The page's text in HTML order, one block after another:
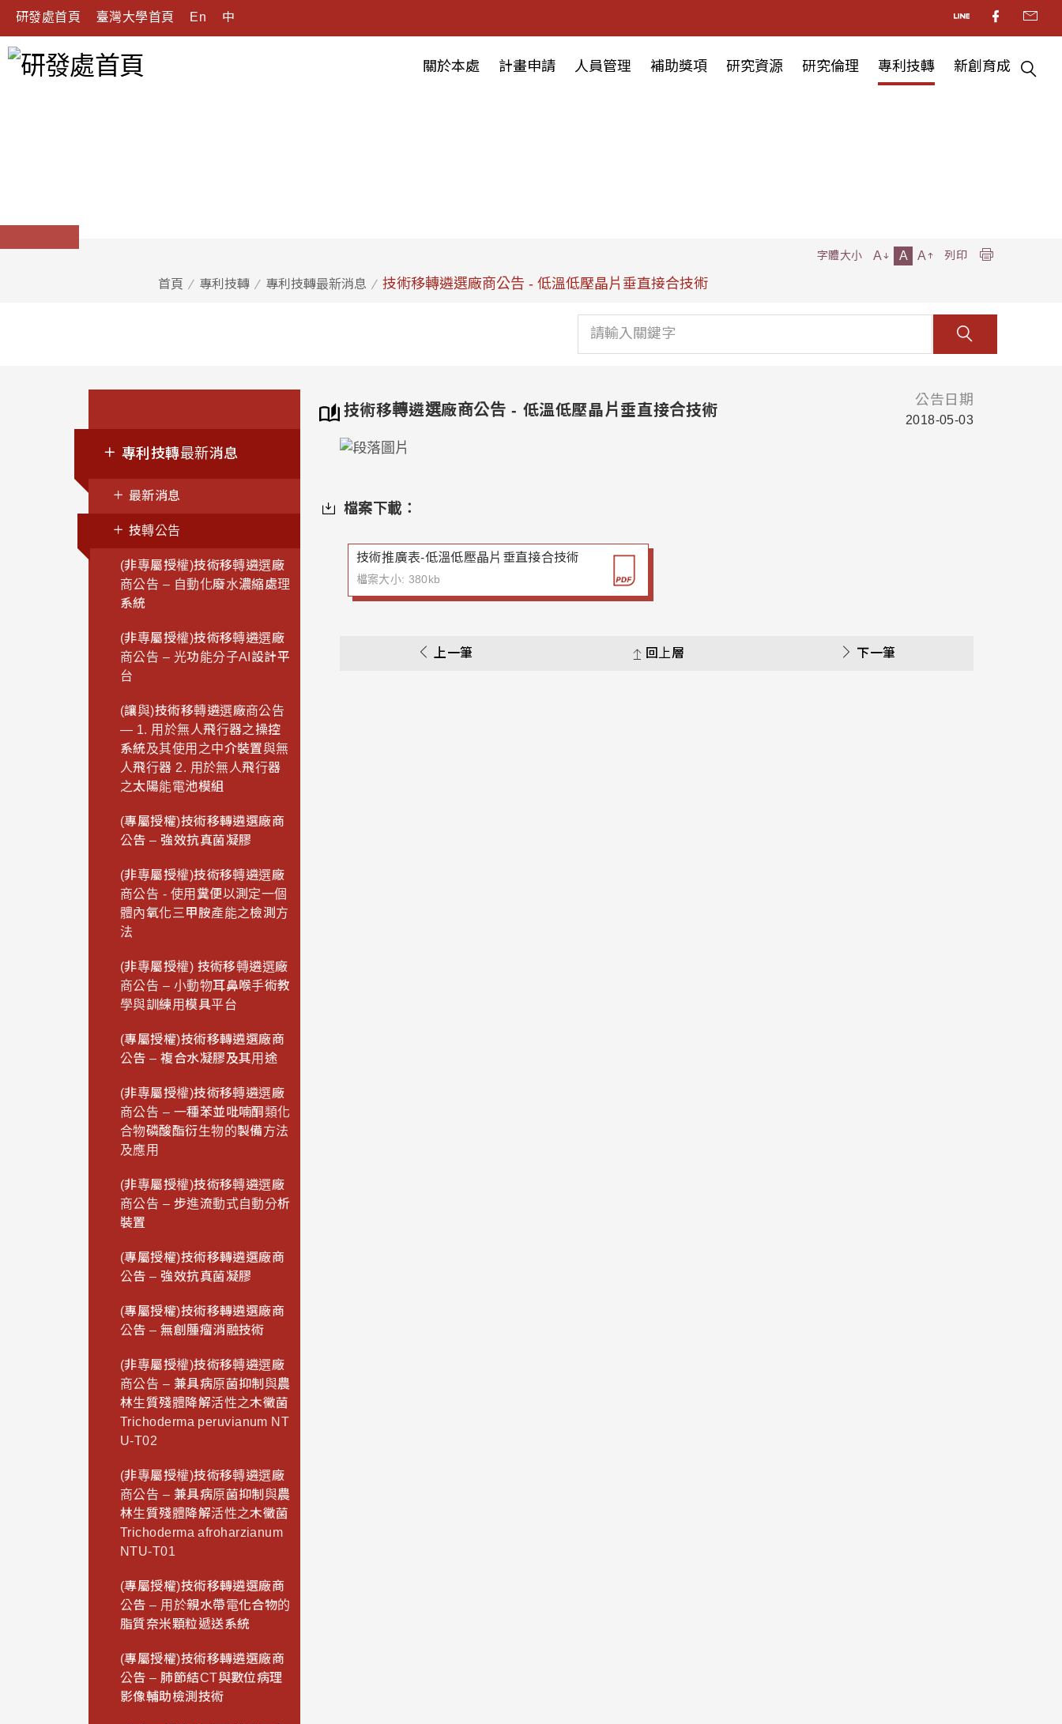
研發處首頁 臺灣大學首頁 En 中
關於本處 計畫申請 人員管理 補助獎項 研究資源 研究倫理 專利技轉 新創育成
首頁 專利技轉 專利技轉最新消息 技術移轉遴選廠商公告 - 低溫低壓晶片垂直接合技術
字體大小 A A A 列印
專利技轉最新消息
最新消息
技轉公告
(非專屬授權)技術移轉遴選廠
商公告 – 自動化廢水濃縮處理
系統
(非專屬授權)技術移轉遴選廠
商公告 – 光功能分子AI設計平
台
(讓與)技術移轉遴選廠商公告
— 1. 用於無人飛行器之操控
系統及其使用之中介裝置與無
人飛行器 2. 用於無人飛行器
之太陽能電池模組
(專屬授權)技術移轉遴選廠商
公告 – 強效抗真菌凝膠
(非專屬授權)技術移轉遴選廠
商公告 - 使用糞便以測定一個
體內氧化三甲胺產能之檢測方
法
(非專屬授權) 技術移轉遴選廠
商公告 – 小動物耳鼻喉手術教
學與訓練用模具平台
(專屬授權)技術移轉遴選廠商
公告 – 複合水凝膠及其用途
(非專屬授權)技術移轉遴選廠
商公告 – 一種苯並吡喃酮類化
合物磷酸酯衍生物的製備方法
及應用
(非專屬授權)技術移轉遴選廠
商公告 – 步進流動式自動分析
裝置
(專屬授權)技術移轉遴選廠商
公告 – 強效抗真菌凝膠
(專屬授權)技術移轉遴選廠商
公告 – 無創腫瘤消融技術
(非專屬授權)技術移轉遴選廠
商公告 – 兼具病原菌抑制與農
林生質殘體降解活性之木黴菌
Trichoderma peruvianum NT
U-T02
(非專屬授權)技術移轉遴選廠
商公告 – 兼具病原菌抑制與農
林生質殘體降解活性之木黴菌
Trichoderma afroharzianum
NTU-T01
(專屬授權)技術移轉遴選廠商
公告 – 用於親水帶電化合物的
脂質奈米顆粒遞送系統
(專屬授權)技術移轉遴選廠商
公告 – 肺節結CT與數位病理
影像輔助檢測技術
技術移轉遴選廠商公告 - 低溫低壓晶片垂直接合技術
公告日期
2018-05-03
檔案下載：
技術推廣表-低溫低壓晶片垂直接合技術
檔案大小: 380kb
上一筆 回上層 下一筆